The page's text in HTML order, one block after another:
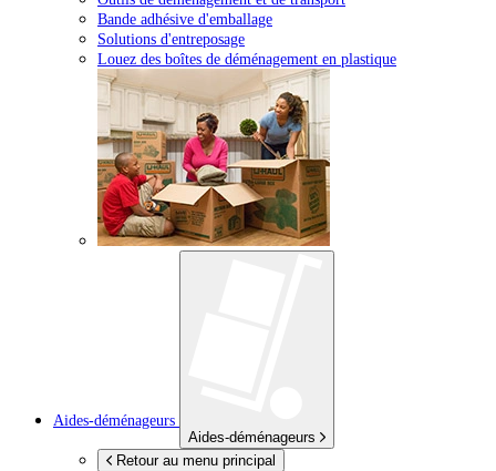
Bande adhésive d'emballage
Solutions d'entreposage
Louez des boîtes de déménagement en plastique
Aides-déménageurs
Aides-déménageurs
Retour au menu principal